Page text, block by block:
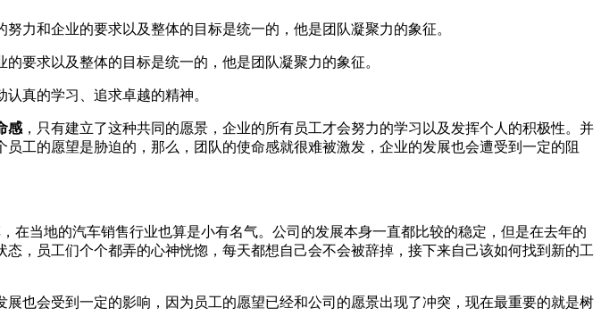
力和企业的要求以及整体的目标是统一的，他是团队凝聚力的象征。
要求以及整体的目标是统一的，他是团队凝聚力的象征。
真的学习、追求卓越的精神。
感 ，只有建立了这种共同的愿景，企业的所有员工才会努力的学习以及发挥个人的积极性。并
工的愿望是胁迫的，那么，团队的使命感就很难被激发，企业的发展也会遭受到一定的阻
在当地的汽车销售行业也算是小有名气。公司的发展本身一直都比较的稳定，但是在去年的
，员工们个个都弄的心神恍惚，每天都想自己会不会被辞掉，接下来自己该如何找到新的工
也会受到一定的影响，因为员工的愿望已经和公司的愿景出现了冲突，现在最重要的就是树